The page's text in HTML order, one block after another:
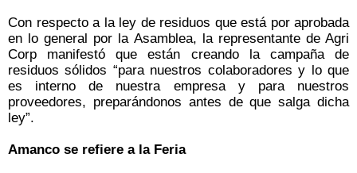
Con respecto a la ley de residuos que está por aprobada
en lo general por la Asamblea, la representante de Agri
Corp manifestó que están creando la campaña de
residuos sólidos “para nuestros colaboradores y lo que
es interno de nuestra empresa y para nuestros
proveedores, preparándonos antes de que salga dicha
ley”.
Amanco se refiere a la Feria